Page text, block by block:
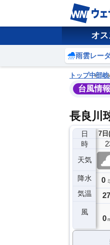
オス
雨雲レー
トップ中部
台風情報
長良川
日
時
天気
降水
気温
風
7日
22
0ミリ
28℃
0
27
0